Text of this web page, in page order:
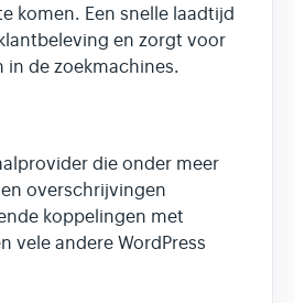
komen. Een snelle laadtijd
en zorgt voor
in de zoekmachines.
die onder meer
overschrijvingen
koppelingen met
vele andere WordPress